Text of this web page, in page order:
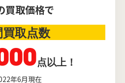
買取価格で
買取点数
点以上！
年6月現在